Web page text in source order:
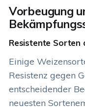
Vorbeugung
Resistente Sorten
Einige
Resistenz gegen
entscheidender
neuesten